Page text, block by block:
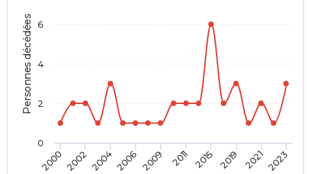
Personnes décédées
2000 200220042006 2009 2011 2015 2019 20212023
0
2
4
6